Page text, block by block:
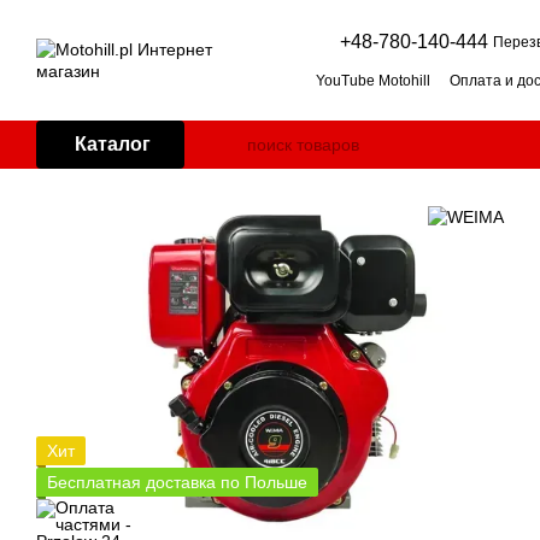
+48-780-140-444
YouTube Motohill Оплата и
Косилка-мульчер для травы:
Дровокол: горизонтальный
Генератор для дома: как
Каталог
Хит
Бесплатная доставка по Польше